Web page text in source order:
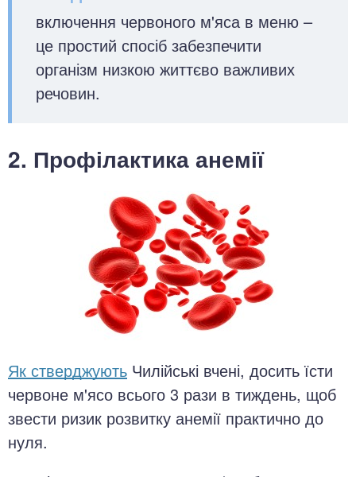
включення червоного м'яса в меню –
це простий спосіб забезпечити
організм низкою життєво важливих
речовин.
2. Профілактика анемії
Як стверджують Чилійські вчені, досить їсти
червоне м'ясо всього 3 рази в тиждень, щоб
звести ризик розвитку анемії практично до
нуля.